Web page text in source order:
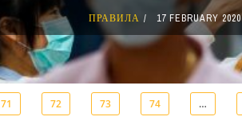
ПРАВИЛА 17 FEBRUARY 2020
71 72 73 74 …